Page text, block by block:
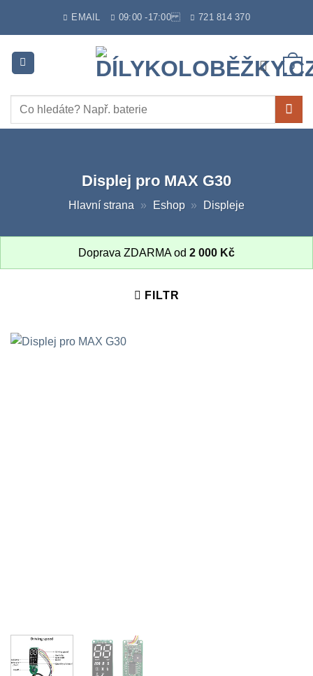
EMAIL 09:00 -17:00 721 814 370
0
Hledat:
Displej pro MAX G30
Hlavní strana » Eshop » Displeje
Doprava ZDARMA od 2 000 Kč
FILTR